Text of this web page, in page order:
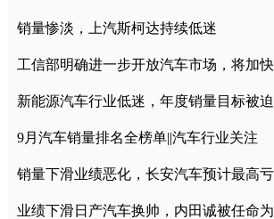
销量惨淡，上汽斯柯达持续低迷
工信部明确进一步开放汽车市场，将加
新能源汽车行业低迷，年度销量目标被
9月汽车销量排名全榜单||汽车行业关注
销量下滑业绩恶化，长安汽车预计最高
业绩下滑日产汽车换帅，内田诚被任命